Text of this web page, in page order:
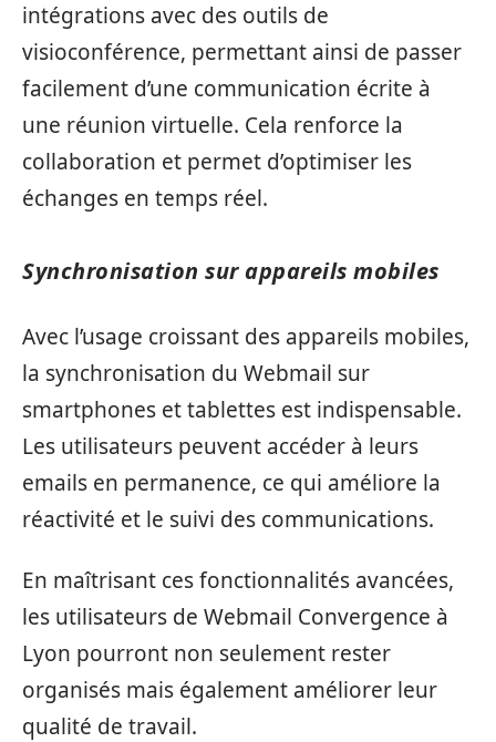
intégrations avec des outils de
visioconférence, permettant ainsi de passer
facilement d’une communication écrite à
une réunion virtuelle. Cela renforce la
collaboration et permet d’optimiser les
échanges en temps réel.
Synchronisation sur appareils mobiles
Avec l’usage croissant des appareils mobiles,
la synchronisation du Webmail sur
smartphones et tablettes est indispensable.
Les utilisateurs peuvent accéder à leurs
emails en permanence, ce qui améliore la
réactivité et le suivi des communications.
En maîtrisant ces fonctionnalités avancées,
les utilisateurs de Webmail Convergence à
Lyon pourront non seulement rester
organisés mais également améliorer leur
qualité de travail.